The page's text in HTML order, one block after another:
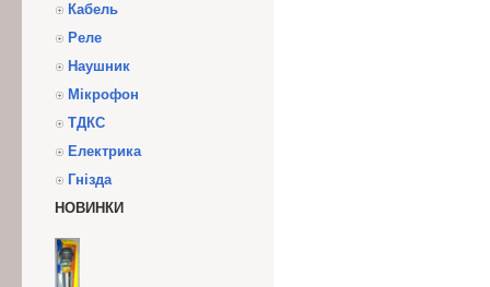
Кабель
Реле
Наушник
Мікрофон
ТДКС
Електрика
Гнізда
НОВИНКИ